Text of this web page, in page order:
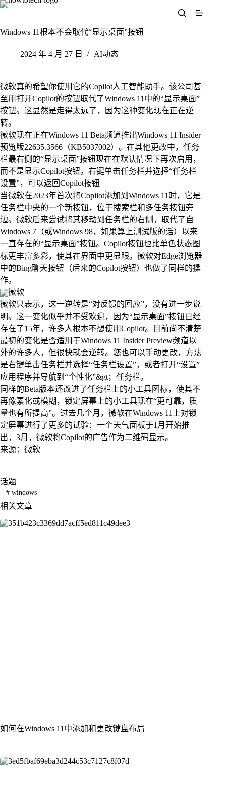
跳
内
Windows 11根本不会取代“显示桌面”按钮
2024 年 4 月 27 日 AI动态
微软真的希望你使用它的Copilot人工智能助手。该公司甚
至用打开Copilot的按钮取代了Windows 11中的“显示桌面”
按钮。这显然是走得太远了，因为这种变化现在正在逆
转。
微软现在正在Windows 11 Beta频道推出Windows 11 Insider
预览版22635.3566（KB5037002）。在其他更改中，任务
栏最右侧的“显示桌面”按钮现在在默认情况下再次启用，
而不是显示Copilot按钮。右键单击任务栏并选择“任务栏
设置”，可以返回Copilot按钮
当微软在2023年首次将Copilot添加到Windows 11时，它是
任务栏中央的一个新按钮，位于搜索栏和多任务按钮旁
边。微软后来尝试将其移动到任务栏的右侧，取代了自
Windows 7（或Windows 98，如果算上测试版的话）以来
一直存在的“显示桌面”按钮。Copilot按钮也比单色状态图
标更丰富多彩，使其在界面中更显眼。微软对Edge浏览器
中的Bing聊天按钮（后来的Copilot按钮）也做了同样的操
作。
微软
微软只表示，这一逆转是“对反馈的回应”，没有进一步说
明。这一变化似乎并不受欢迎，因为“显示桌面”按钮已经
存在了15年，许多人根本不想使用Copilot。目前尚不清楚
最初的变化是否适用于Windows 11 Insider Preview频道以
外的许多人，但很快就会逆转。您也可以手动更改，方法
是右键单击任务栏并选择“任务栏设置”，或者打开“设置”
应用程序并导航到“个性化”&gt；任务栏。
同样的Beta版本还改进了任务栏上的小工具图标，使其不
再像素化或模糊，锁定屏幕上的小工具现在“更可靠，质
量也有所提高”。过去几个月，微软在Windows 11上对锁
定屏幕进行了更多的试验：一个天气面板于1月开始推
出，3月，微软将Copilot的广告作为二维码显示。
来源：微软
话题
#windows
相关文章
如何在Windows 11中添加和更改键盘布局